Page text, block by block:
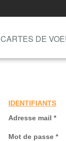
CARTES DE
IDENTIFIANTS
Adresse mail *
Mot de passe *